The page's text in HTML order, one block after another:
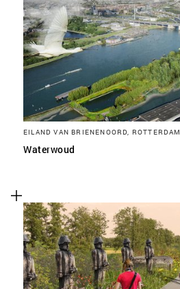
EILAND VAN BRIENENOORD, ROTTERDAM
Waterwoud